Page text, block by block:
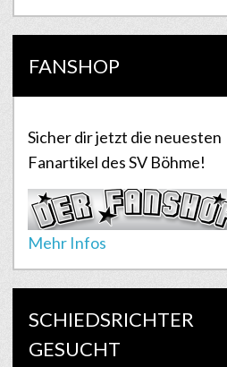
FANSHOP
Sicher dir jetzt die neuesten
Fanartikel des SV Böhme!
Mehr Infos
SCHIEDSRICHTER
GESUCHT